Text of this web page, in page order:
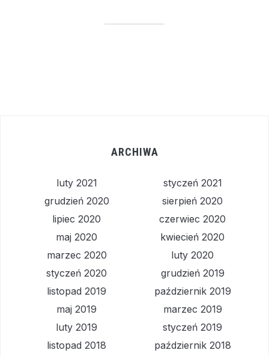
ARCHIWA
luty 2021
styczeń 2021
grudzień 2020
sierpień 2020
lipiec 2020
czerwiec 2020
maj 2020
kwiecień 2020
marzec 2020
luty 2020
styczeń 2020
grudzień 2019
listopad 2019
październik 2019
maj 2019
marzec 2019
luty 2019
styczeń 2019
listopad 2018
październik 2018